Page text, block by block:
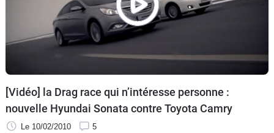
[Vidéo] la Drag race qui n’intéresse personne :
nouvelle Hyundai Sonata contre Toyota Camry
Le 10/02/2010 5